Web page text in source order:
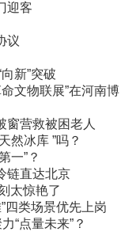
迎客
议
新”突破
文物联展”在河南博
窗营救被困老人
然冰库 ”吗？
一”？
链直达北京
太惊艳了
四类场景优先上岗
“点量未来”？